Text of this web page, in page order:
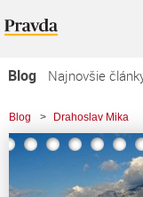
Blog
Najnovšie
Najčítanejšie články
Najkomentovanejšie
Zoznam blogov
Blog > Drahoslav Mika